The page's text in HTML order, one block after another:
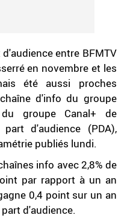
entre BFMTV
en novembre et les
été aussi proches
d'info du groupe
groupe Canal+ de
d'audience (PDA),
publiés lundi.
info avec 2,8% de
par rapport à un an
0,4 point sur un an
d'audience.